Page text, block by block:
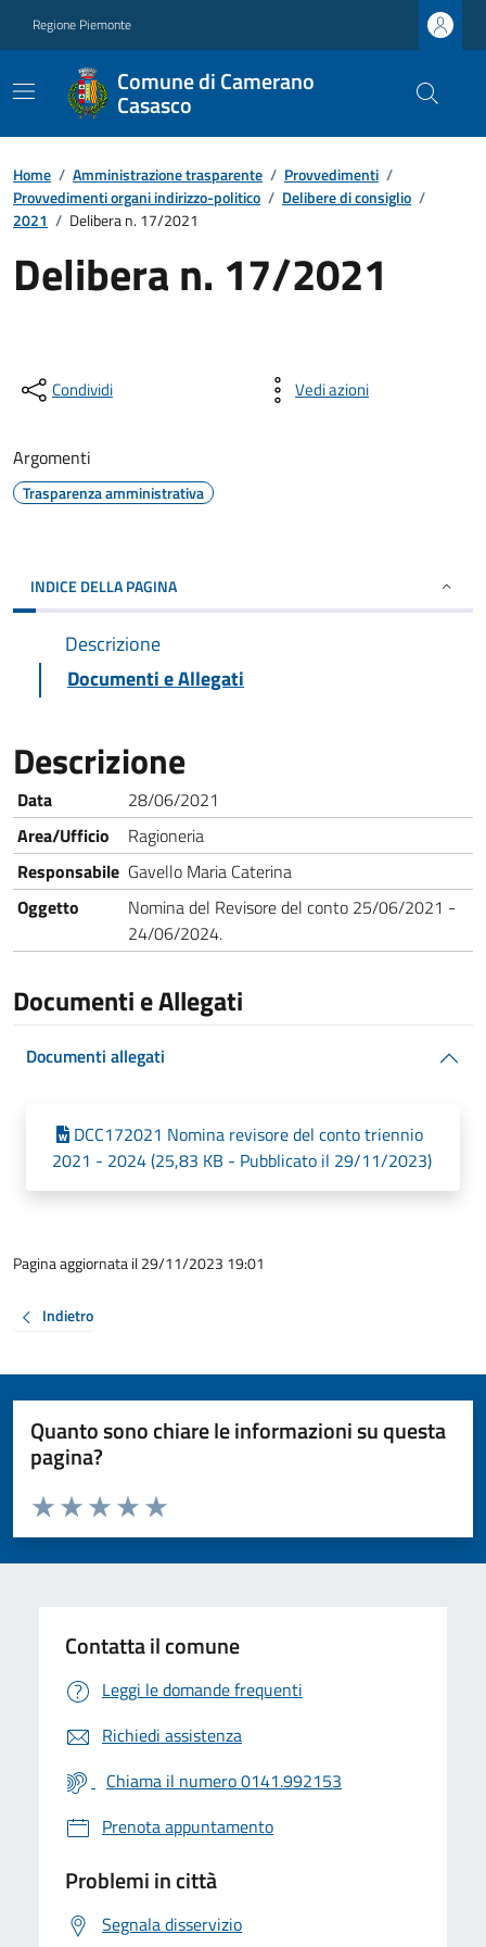
Regione Piemonte
Comune di Camerano
Casasco
Home / Amministrazione trasparente / Provvedimenti /
Provvedimenti organi indirizzo-politico / Delibere di consiglio /
2021 / Delibera n. 17/2021
Delibera n. 17/2021
Condividi Vedi azioni
Argomenti
Trasparenza amministrativa
INDICE DELLA PAGINA
Descrizione
Documenti e Allegati
Descrizione
Data
28/06/2021
Area/Ufficio
Ragioneria
Responsabile Gavello Maria Caterina
Oggetto
Nomina del Revisore del conto 25/06/2021 -
24/06/2024.
Documenti e Allegati
Documenti allegati
DCC172021 Nomina revisore del conto triennio
2021 - 2024 (25,83 KB - Pubblicato il 29/11/2023)
Pagina aggiornata il 29/11/2023 19:01
Indietro
Quanto sono chiare le informazioni su questa
pagina?
Valuta da 1 a 5 stelle la pagina
Valuta 5 stelle su 5
Valuta 4 stelle su 5
Valuta 3 stelle su 5
Valuta 2 stelle su 5
Valuta 1 stelle su 5
Contatta il comune
Leggi le domande frequenti
Richiedi assistenza
Chiama il numero 0141.992153
Prenota appuntamento
Problemi in città
Segnala disservizio